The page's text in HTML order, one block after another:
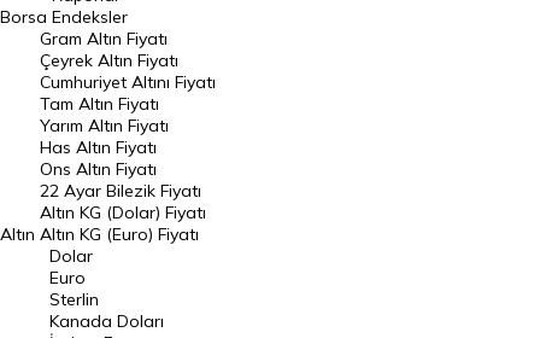
Dünya Borsaları
Raporlar
Endeksler
DÖVİZ
Döviz Kuru
Dolar Kuru
Euro Kuru
Pound Kuru
Frank Kuru
Borsa Endeksler
Altın
Gram Altın Fiyatı
Çeyrek Altın Fiyatı
Cumhuriyet Altını Fiyatı
Tam Altın Fiyatı
Yarım Altın Fiyatı
Has Altın Fiyatı
Ons Altın Fiyatı
22 Ayar Bilezik Fiyatı
Altın KG (Dolar) Fiyatı
Altın KG (Euro) Fiyatı
Dolar
Euro
Sterlin
Kanada Doları